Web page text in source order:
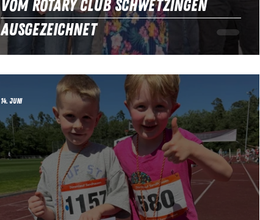
vom Rotary Club Schwetzingen
ausgezeichnet
14. Juni